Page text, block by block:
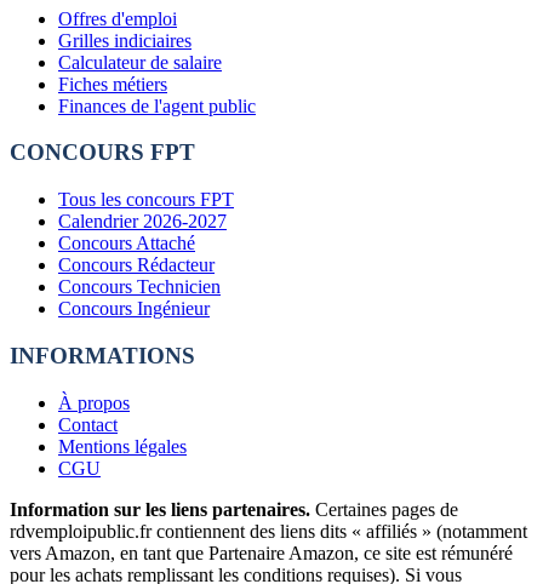
Offres d'emploi
Grilles indiciaires
Calculateur de salaire
Fiches métiers
Finances de l'agent public
CONCOURS FPT
Tous les concours FPT
Calendrier 2026-2027
Concours Attaché
Concours Rédacteur
Concours Technicien
Concours Ingénieur
INFORMATIONS
À propos
Contact
Mentions légales
CGU
Information sur les liens partenaires. Certaines pages de
rdvemploipublic.fr contiennent des liens dits « affiliés » (notamment
vers Amazon, en tant que Partenaire Amazon, ce site est rémunéré
pour les achats remplissant les conditions requises). Si vous